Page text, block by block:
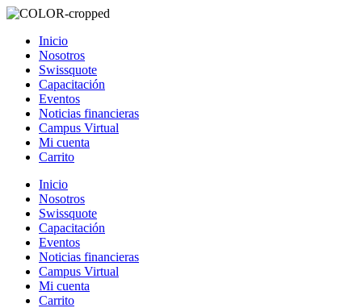
Inicio
Nosotros
Swissquote
Capacitación
Eventos
Noticias financieras
Campus Virtual
Mi cuenta
Carrito
Inicio
Nosotros
Swissquote
Capacitación
Eventos
Noticias financieras
Campus Virtual
Mi cuenta
Carrito